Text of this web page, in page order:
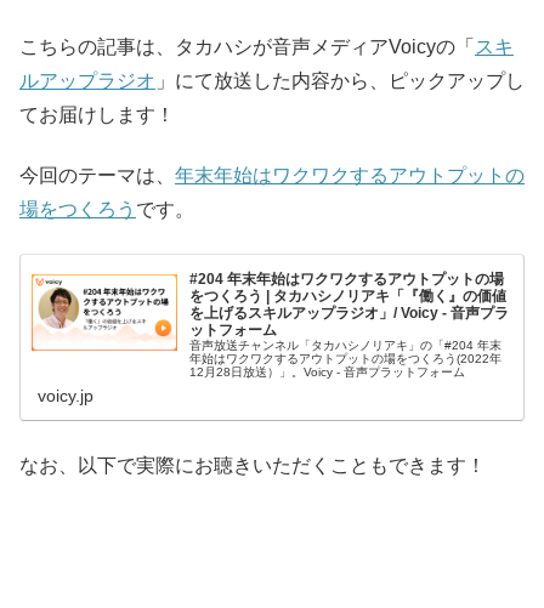
こちらの記事は、タカハシが音声メディアVoicyの「 スキ
ルアップラジオ 」にて放送した内容から、ピックアップし
てお届けします！
今回のテーマは、 年末年始はワクワクするアウトプットの
場をつくろう です。
#204 年末年始はワクワクするアウトプットの場
をつくろう | タカハシノリアキ「『働く』の価値
を上げるスキルアップラジオ」/ Voicy - 音声プラ
ットフォーム
音声放送チャンネル「タカハシノリアキ」の「#204 年末
年始はワクワクするアウトプットの場をつくろう(2022年
12月28日放送）」。Voicy - 音声プラットフォーム
voicy.jp
なお、以下で実際にお聴きいただくこともできます！